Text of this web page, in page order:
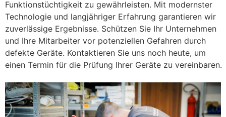
Funktionstüchtigkeit zu gewährleisten. Mit modernster
Technologie und langjähriger Erfahrung garantieren wir
zuverlässige Ergebnisse. Schützen Sie Ihr Unternehmen
und Ihre Mitarbeiter vor potenziellen Gefahren durch
defekte Geräte. Kontaktieren Sie uns noch heute, um
einen Termin für die Prüfung Ihrer Geräte zu vereinbaren.